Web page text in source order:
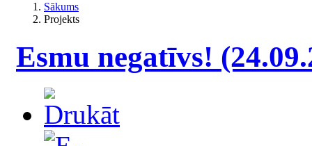
Sākums
Projekts
Esmu negatīvs!